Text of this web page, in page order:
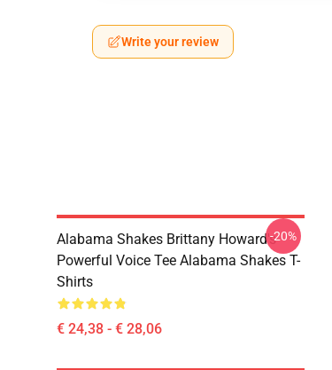
Write your review
Alabama Shakes Brittany Howard's
Powerful Voice Tee Alabama Shakes T-
Shirts
€ 24,38 - € 28,06
-20%